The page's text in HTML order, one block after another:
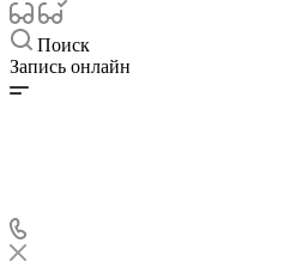
Поиск
Запись онлайн